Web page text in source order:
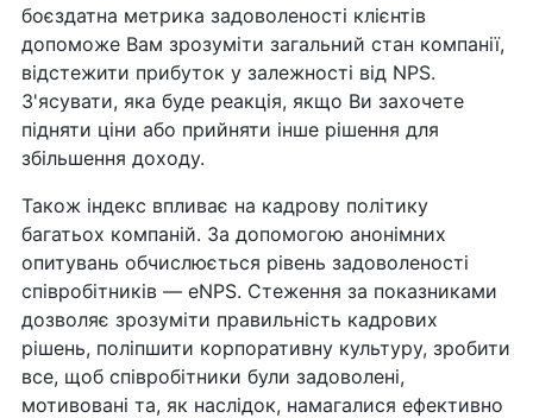
боєздатна метрика задоволеності клієнтів
допоможе Вам зрозуміти загальний стан компанії,
відстежити прибуток у залежності від NPS.
З'ясувати, яка буде реакція, якщо Ви захочете
підняти ціни або прийняти інше рішення для
збільшення доходу.
Також індекс впливає на кадрову політику
багатьох компаній. За допомогою анонімних
опитувань обчислюється рівень задоволеності
співробітників — eNPS. Стеження за показниками
дозволяє зрозуміти правильність кадрових
рішень, поліпшити корпоративну культуру, зробити
все, щоб співробітники були задоволені,
мотивовані та, як наслідок, намагалися ефективно